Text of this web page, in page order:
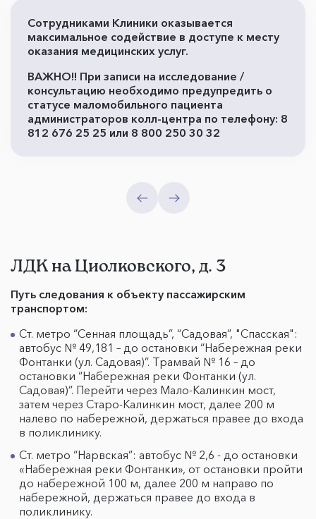
Сотрудниками Клиники оказывается
максимальное содействие в доступе к месту
оказания медицинских услуг.
ВАЖНО!! При записи на исследование /
консультацию необходимо предупредить о
статусе маломобильного пациента
администраторов колл-центра по телефону: 8
812 676 25 25 или 8 800 250 30 32
ЛДК на Циолковского, д. 3
Путь следования к объекту пассажирским
транспортом:
Ст. метро “Сенная площадь”, “Садовая”, "Спасская":
автобус № 49,181 – до остановки “Набережная реки
Фонтанки (ул. Садовая)”. Трамвай № 16 – до
остановки “Набережная реки Фонтанки (ул.
Садовая)”. Перейти через Мало-Калинкин мост,
затем через Старо-Калинкин мост, далее 200 м
налево по набережной, держаться правее до входа
в поликлинику.
Ст. метро “Нарвская”: автобус № 2,6 - до остановки
«Набережная реки Фонтанки», от остановки пройти
до набережной 100 м, далее 200 м направо по
набережной, держаться правее до входа в
поликлинику.